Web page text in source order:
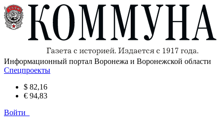
Информационный портал Воронежа и Воронежской области
Спецпроекты
$ 82,16
€ 94,83
Войти